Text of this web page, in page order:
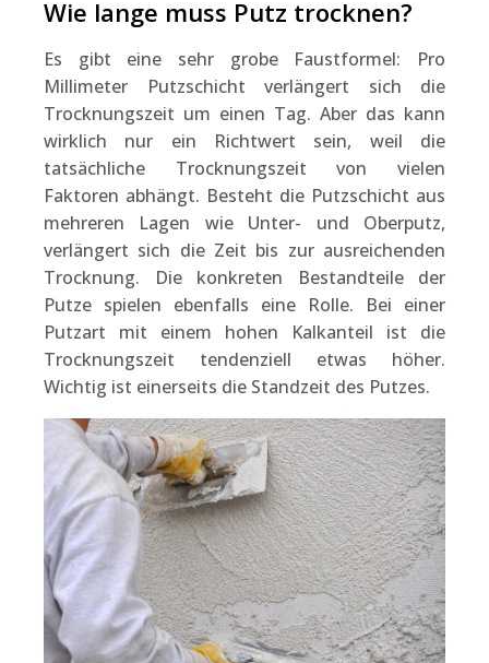
Wie lange muss Putz trocknen?
Es gibt eine sehr grobe Faustformel: Pro
Millimeter Putzschicht verlängert sich die
Trocknungszeit um einen Tag. Aber das kann
wirklich nur ein Richtwert sein, weil die
tatsächliche Trocknungszeit von vielen
Faktoren abhängt. Besteht die Putzschicht aus
mehreren Lagen wie Unter- und Oberputz,
verlängert sich die Zeit bis zur ausreichenden
Trocknung. Die konkreten Bestandteile der
Putze spielen ebenfalls eine Rolle. Bei einer
Putzart mit einem hohen Kalkanteil ist die
Trocknungszeit tendenziell etwas höher.
Wichtig ist einerseits die Standzeit des Putzes.